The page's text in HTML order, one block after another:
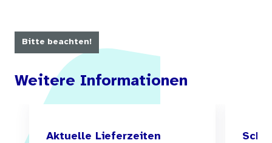
Bitte beachten!
Weitere Informationen
Aktuelle Lieferzeiten